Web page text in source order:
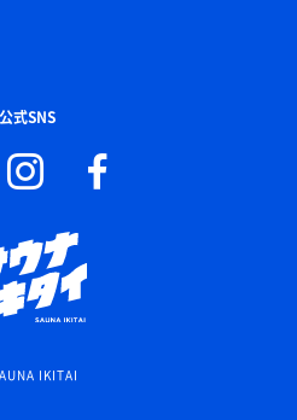
公式SNS
IKITAI